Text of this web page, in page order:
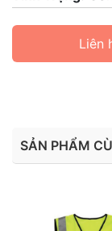
Liên
SẢN PHẨM